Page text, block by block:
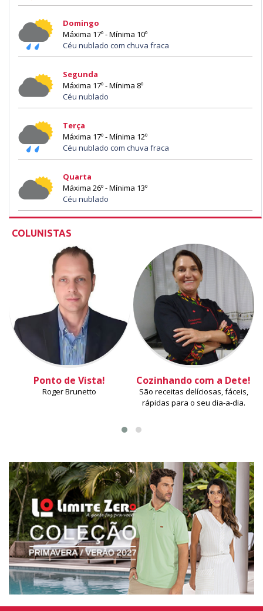
Domingo
Máxima 17º - Mínima 10º
Céu nublado com chuva fraca
Segunda
Máxima 17º - Mínima 8º
Céu nublado
Terça
Máxima 17º - Mínima 12º
Céu nublado com chuva fraca
Quarta
Máxima 26º - Mínima 13º
Céu nublado
COLUNISTAS
Ponto de Vista!
Roger Brunetto
Cozinhando com a Dete!
São receitas delíciosas, fáceis,
rápidas para o seu dia-a-dia.